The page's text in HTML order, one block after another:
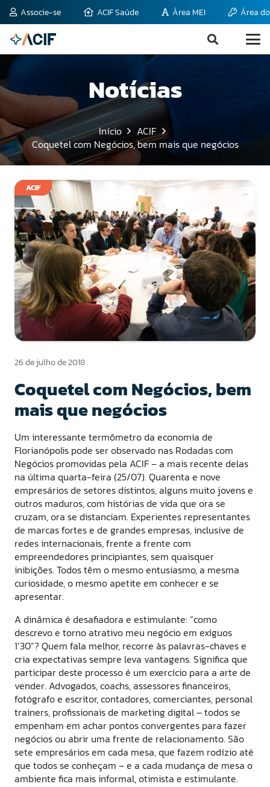
Associe-se ACIF Saúde Área MEI Área
Notícias
Início
ACIF
Coquetel com Negócios, bem mais que negócios
ACIF
26 de julho de 2018
Coquetel com Negócios, bem
mais que negócios
Um interessante termômetro da economia de
Florianópolis pode ser observado nas Rodadas com
Negócios promovidas pela ACIF – a mais recente delas
na última quarta-feira (25/07). Quarenta e nove
empresários de setores distintos, alguns muito jovens e
outros maduros, com histórias de vida que ora se
cruzam, ora se distanciam. Experientes representantes
de marcas fortes e de grandes empresas, inclusive de
redes internacionais, frente a frente com
empreendedores principiantes, sem quaisquer
inibições. Todos têm o mesmo entusiasmo, a mesma
curiosidade, o mesmo apetite em conhecer e se
apresentar.
A dinâmica é desafiadora e estimulante: “como
descrevo e torno atrativo meu negócio em exíguos
1’30”? Quem fala melhor, recorre às palavras-chaves e
cria expectativas sempre leva vantagens. Significa que
participar deste processo é um exercício para a arte de
vender. Advogados, coachs, assessores financeiros,
fotógrafo e escritor, contadores, comerciantes, personal
trainers, profissionais de marketing digital – todos se
empenham em achar pontos convergentes para fazer
negócios ou abrir uma frente de relacionamento. São
sete empresários em cada mesa, que fazem rodízio até
que todos se conheçam – e a cada mudança de mesa o
ambiente fica mais informal, otimista e estimulante.